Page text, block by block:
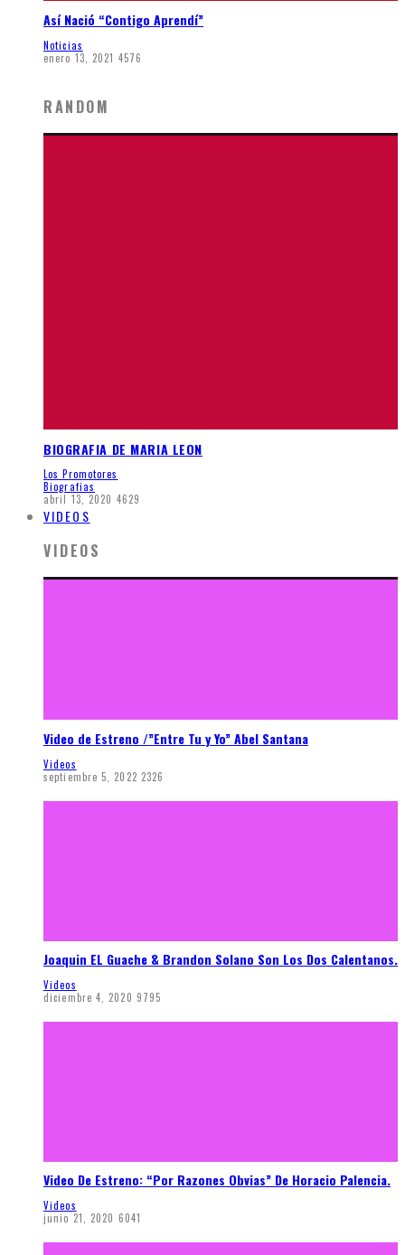
Así Nació “Contigo Aprendí”
Noticias
enero 13, 2021 4576
RANDOM
BIOGRAFIA DE MARIA LEON
Los Promotores
Biografias
abril 13, 2020 4629
VIDEOS
VIDEOS
Video de Estreno /”Entre Tu y Yo” Abel Santana
Videos
septiembre 5, 2022 2326
Joaquin EL Guache & Brandon Solano Son Los Dos Calentanos.
Videos
diciembre 4, 2020 9795
Video De Estreno: “Por Razones Obvias” De Horacio Palencia.
Videos
junio 21, 2020 6041